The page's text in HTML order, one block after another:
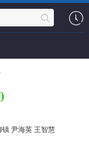
镇 尹海英 王智慧